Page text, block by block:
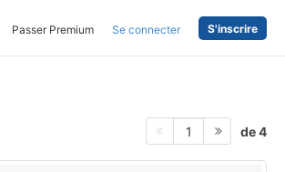
Passer Premium Se connecter S'inscrire
1 de 4